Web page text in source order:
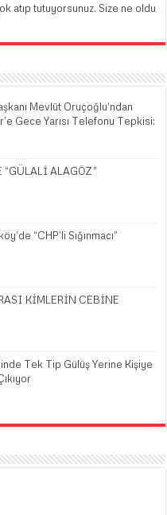
atıp tutuyorsunuz. Size ne oldu
Mevlüt Oruçoğlu’ndan
Gece Yarısı Telefonu Tepkisi:
“GÜLALİ ALAGÖZ”
“CHP’li Sığınmacı”
KİMLERİN CEBİNE
Tek Tip Gülüş Yerine Kişiye